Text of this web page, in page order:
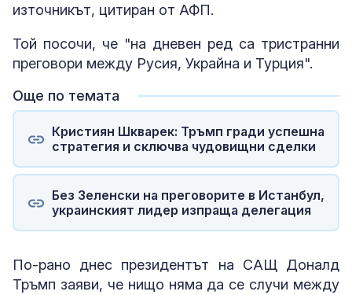
източникът, цитиран от АФП.
Той посочи, че "на дневен ред са тристранни
преговори между Русия, Украйна и Турция".
Още по темата
Кристиян Шкварек: Тръмп гради успешна
стратегия и сключва чудовищни сделки
Без Зеленски на преговорите в Истанбул,
украинският лидер изпраща делегация
По-рано днес президентът на САЩ Доналд
Тръмп заяви, че нищо няма да се случи между